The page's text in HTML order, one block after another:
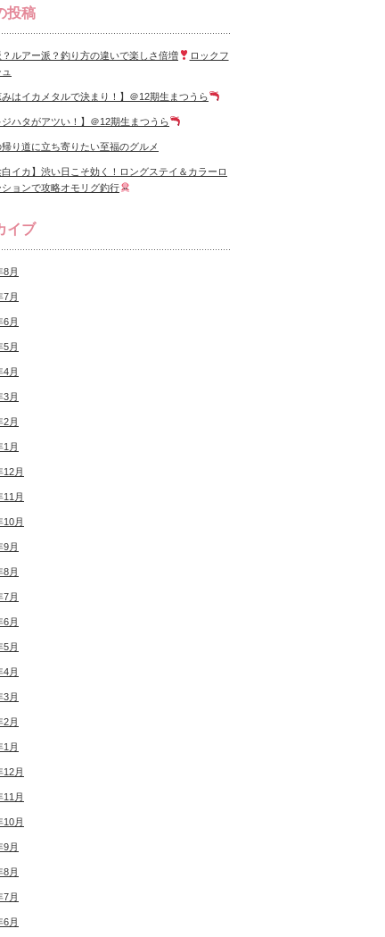
投稿
？ルアー派？釣り方の違いで楽しさ倍増
ロックフ
みはイカメタルで決まり！】＠12期生まつうら
ジハタがアツい！】＠12期生まつうら
り道に立ち寄りたい至福のグルメ
白イカ】渋い日こそ効く！ロングステイ＆カラーロ
ションで攻略オモリグ釣行
イブ
8月
7月
6月
5月
4月
3月
2月
1月
12月
11月
10月
9月
8月
7月
6月
5月
4月
3月
2月
1月
12月
11月
10月
9月
8月
7月
6月